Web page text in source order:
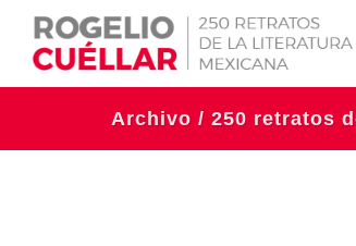
Archivo / 250 retratos